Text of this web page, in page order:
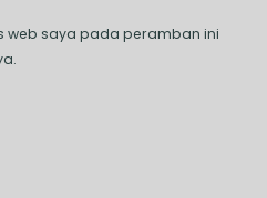
web saya pada peramban ini